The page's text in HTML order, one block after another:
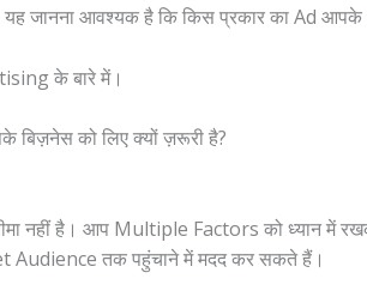
जानना आवश्यक है कि किस प्रकार का Ad आपके
के बारे में।
को लिए क्यों ज़रूरी है?
नहीं है। आप Multiple Factors को ध्यान
तक पहुंचाने में मदद कर सकते हैं।